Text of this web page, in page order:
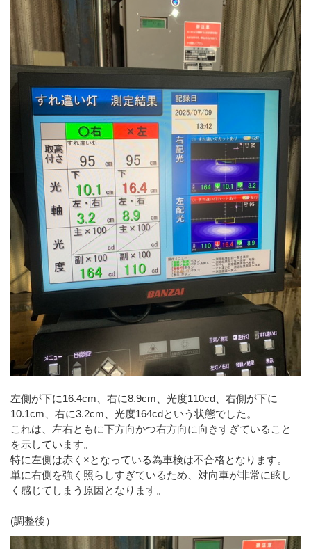
左側が下に16.4cm、右に8.9cm、光度110cd、右側が下に
10.1cm、右に3.2cm、光度164cdという状態でした。
これは、左右ともに下方向かつ右方向に向きすぎていること
を示しています。
特に左側は赤く×となっている為車検は不合格となります。
単に右側を強く照らしすぎているため、対向車が非常に眩し
く感じてしまう原因となります。
(調整後）